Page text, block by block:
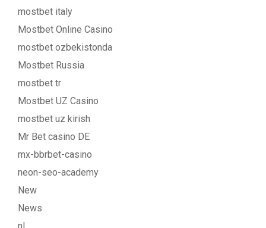
mostbet italy
Mostbet Online Casino
mostbet ozbekistonda
Mostbet Russia
mostbet tr
Mostbet UZ Casino
mostbet uz kirish
Mr Bet casino DE
mx-bbrbet-casino
neon-seo-academy
New
News